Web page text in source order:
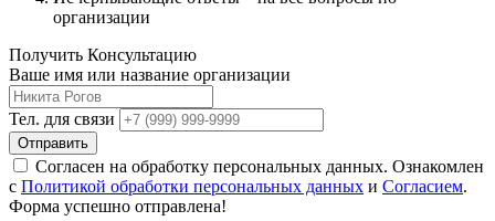
организации
Получить Консультацию
Ваше имя или название организации
Тел. для связи
Отправить
Согласен на обработку персональных данных. Ознакомлен
с Политикой обработки персональных данных и Согласием.
Форма успешно отправлена!